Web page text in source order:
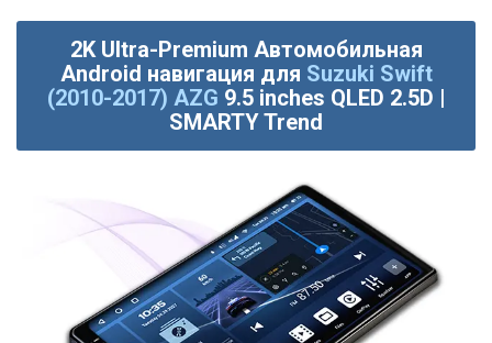
2K Ultra-Premium Автомобильная
Android навигация для Suzuki Swift
(2010-2017) AZG 9.5 inches QLED 2.5D |
SMARTY Trend